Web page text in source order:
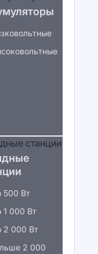
500 Вт
1 000 Вт
2 000 Вт
2 000